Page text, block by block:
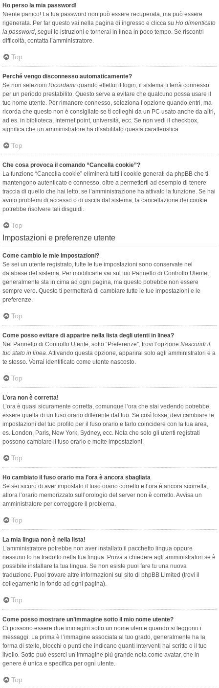
Ho perso la mia password!
Niente panico! La tua password non può essere recuperata, ma può essere
rigenerata. Per far questo vai nella pagina di ingresso e clicca su Ho dimenticato
la password, segui le istruzioni e tornerai in linea in poco tempo. Se riscontri
difficoltà, contatta l’amministratore.
Top
Perché vengo disconnesso automaticamente?
Se non selezioni Ricordami quando effettui il login, il sistema ti terrà connesso
per un periodo prestabilito. Questo serve a evitare che qualcuno possa usare il
tuo nome utente. Per rimanere connesso, seleziona l’opzione quando entri, ma
ricorda che questo non è consigliato se ti colleghi da un PC usato anche da altri,
ad es. in biblioteca, Internet point, università, ecc. Se non vedi il checkbox,
significa che un amministratore ha disabilitato questa caratteristica.
Top
Che cosa provoca il comando “Cancella cookie”?
La funzione “Cancella cookie” eliminerà tutti i cookie generati da phpBB che ti
mantengono autenticato e connesso, oltre a permetterti ad esempio di tenere
traccia di quello che hai letto, se l’amministrazione ha attivato la funzione. Se hai
avuto problemi di accesso o di uscita dal sistema, la cancellazione dei cookie
potrebbe risolvere tali disguidi.
Top
Impostazioni e preferenze utente
Come cambio le mie impostazioni?
Se sei un utente registrato, tutte le tue impostazioni sono conservate nel
database del sistema. Per modificarle vai sul tuo Pannello di Controllo Utente;
generalmente sta in cima ad ogni pagina, ma questo potrebbe non essere
sempre vero. Questo ti permetterà di cambiare tutte le tue impostazioni e le
preferenze.
Top
Come posso evitare di apparire nella lista degli utenti in linea?
Nel Pannello di Controllo Utente, sotto “Preferenze”, trovi l’opzione Nascondi il
tuo stato in linea. Attivando questa opzione, apparirai solo agli amministratori e a
te stesso. Verrai identificato come utente nascosto.
Top
L’ora non è corretta!
L’ora è quasi sicuramente corretta, comunque l’ora che stai vedendo potrebbe
essere quella di un fuso orario differente dal tuo. Se così fosse, devi cambiare le
impostazioni del tuo profilo per il fuso orario e farlo coincidere con la tua area,
es. London, Paris, New York, Sydney, ecc. Nota che solo gli utenti registrati
possono cambiare il fuso orario e molte impostazioni.
Top
Ho cambiato il fuso orario ma l’ora è ancora sbagliata
Se sei sicuro di aver impostato il fuso orario corretto e l’ora è ancora scorretta,
allora l’orario memorizzato sull’orologio del server non è corretto. Avvisa un
amministratore per correggere il problema.
Top
La mia lingua non è nella lista!
L’amministratore potrebbe non aver installato il pacchetto lingua oppure
nessuno lo ha tradotto nella tua lingua. Prova a chiedere agli amministratori se è
possibile installare la tua lingua. Se non esiste puoi fare tu una nuova
traduzione. Puoi trovare altre informazioni sul sito di phpBB Limited (trovi il
collegamento in fondo ad ogni pagina).
Top
Come posso mostrare un’immagine sotto il mio nome utente?
Ci possono essere due immagini sotto un nome utente quando si leggono i
messaggi. La prima è l’immagine associata al tuo grado, generalmente ha la
forma di stelle, blocchi o punti che indicano quanti interventi hai scritto o il tuo
livello. Sotto può esserci un’immagine più grande nota come avatar, che in
genere è unica e specifica per ogni utente.
Top